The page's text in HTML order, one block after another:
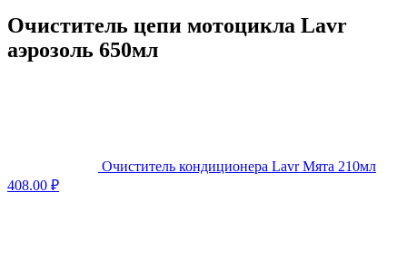
Очиститель цепи мотоцикла Lavr
аэрозоль 650мл
Очиститель кондиционера Lavr Мята 210мл
408.00 ₽